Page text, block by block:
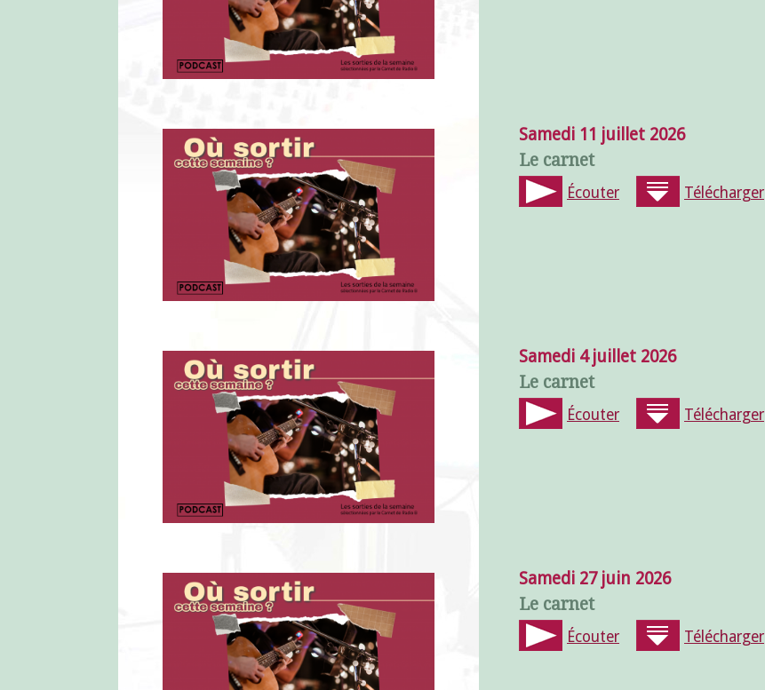
Samedi 11 juillet 2026
Le carnet
Écouter Télécharger
Samedi 4 juillet 2026
Le carnet
Écouter Télécharger
Samedi 27 juin 2026
Le carnet
Écouter Télécharger